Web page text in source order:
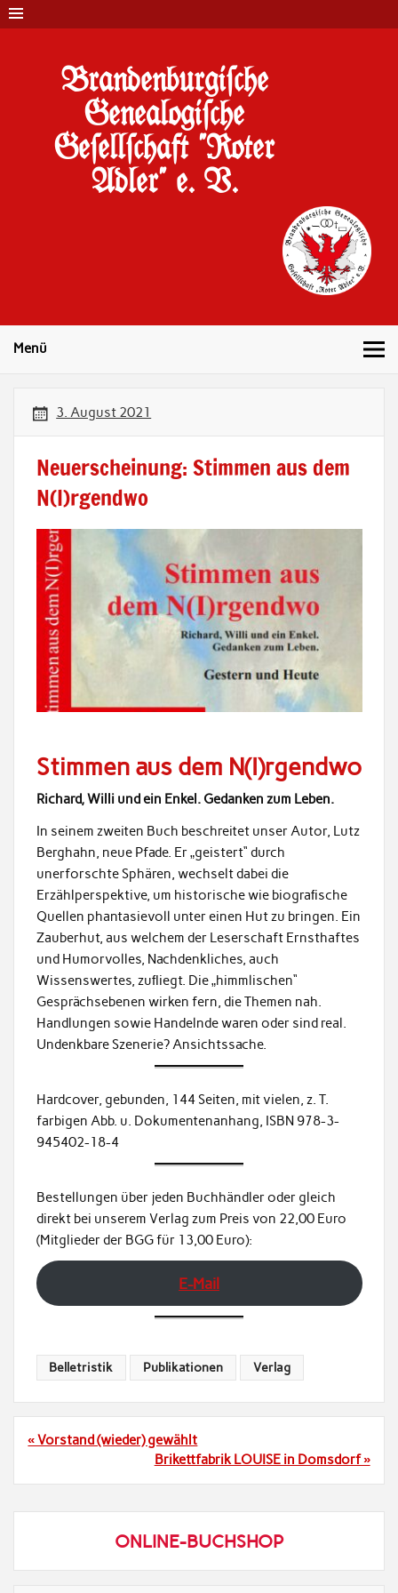
Brandenburgi#che
Genealogi#che
Ge#ell#chaft "Roter
Adler" e. V.
Menü
3. August 2021
Neuerscheinung: Stimmen aus dem
N(I)rgendwo
Stimmen aus dem N(I)rgendwo
Richard, Willi und ein Enkel. Gedanken zum Leben.
In seinem zweiten Buch beschreitet unser Autor, Lutz
Berghahn, neue Pfade. Er „geistert“ durch
unerforschte Sphären, wechselt dabei die
Erzählperspektive, um historische wie biograﬁsche
Quellen phantasievoll unter einen Hut zu bringen. Ein
Zauberhut, aus welchem der Leserschaft Ernsthaftes
und Humorvolles, Nachdenkliches, auch
Wissenswertes, zuﬂiegt. Die „himmlischen“
Gesprächsebenen wirken fern, die Themen nah.
Handlungen sowie Handelnde waren oder sind real.
Undenkbare Szenerie? Ansichtssache.
Hardcover, gebunden, 144 Seiten, mit vielen, z. T.
farbigen Abb. u. Dokumentenanhang, ISBN 978-3-
945402-18-4
Bestellungen über jeden Buchhändler oder gleich
direkt bei unserem Verlag zum Preis von 22,00 Euro
(Mitglieder der BGG für 13,00 Euro):
E-Mail
Belletristik Publikationen Verlag
Beitragsnavigation
« Vorstand (wieder) gewählt
Brikettfabrik LOUISE in Domsdorf »
ONLINE-BUCHSHOP